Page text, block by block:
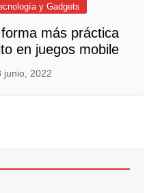
y Gadgets
más práctica
en juegos mobile
junio, 2022